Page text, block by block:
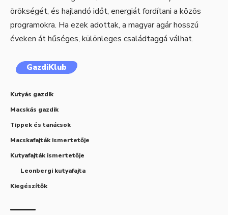
örökségét, és hajlandó időt, energiát fordítani a közös
programokra. Ha ezek adottak, a magyar agár hosszú
éveken át hűséges, különleges családtaggá válhat.
GazdiKlub
Kutyás gazdik
Macskás gazdik
Tippek és tanácsok
Macskafajták ismertetője
Kutyafajták ismertetője
Leonbergi kutyafajta
Kiegészítők